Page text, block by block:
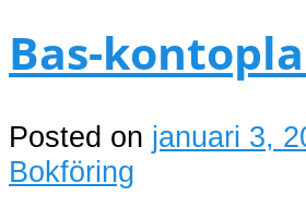
Bas-
Posted on januari 3,
Bokföring